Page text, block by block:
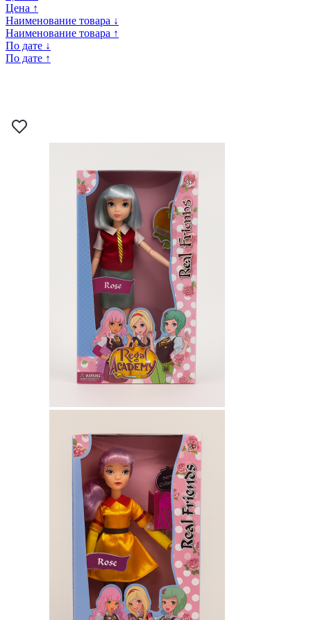
Цена ↑
Наименование товара ↓
Наименование товара ↑
По дате ↓
По дате ↑